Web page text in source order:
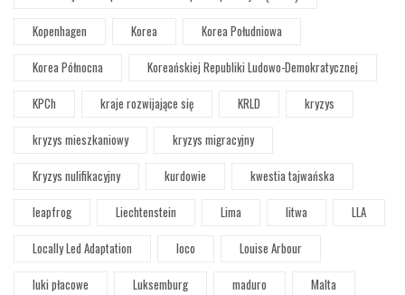
Kopenhagen
Korea
Korea Południowa
Korea Północna
Koreańskiej Republiki Ludowo-Demokratycznej
KPCh
kraje rozwijające się KRLD
kryzys
kryzys mieszkaniowy
kryzys migracyjny
Kryzys nulifikacyjny
kurdowie
kwestia tajwańska
leapfrog
Liechtenstein Lima litwa
LLA
Locally Led Adaptation
loco
Louise Arbour
luki płacowe
Luksemburg maduro
Malta